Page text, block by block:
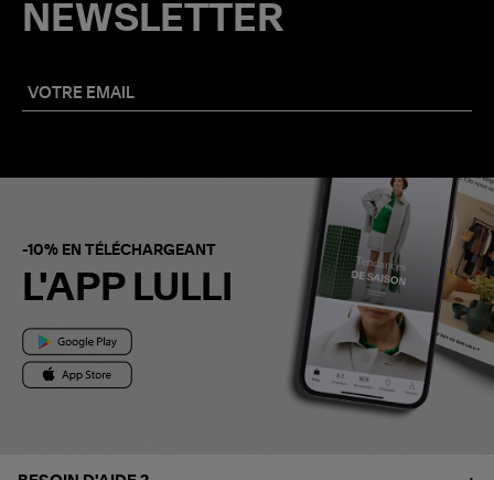
NEWSLETTER
-10% EN TÉLÉCHARGEANT
L'APP LULLI